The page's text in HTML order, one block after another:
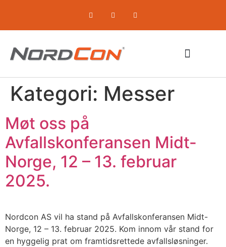
Kategori: Messer
Møt oss på
Avfallskonferansen Midt-
Norge, 12 – 13. februar
2025.
Nordcon AS vil ha stand på Avfallskonferansen Midt-
Norge, 12 – 13. februar 2025. Kom innom vår stand for
en hyggelig prat om framtidsrettede avfallsløsninger.